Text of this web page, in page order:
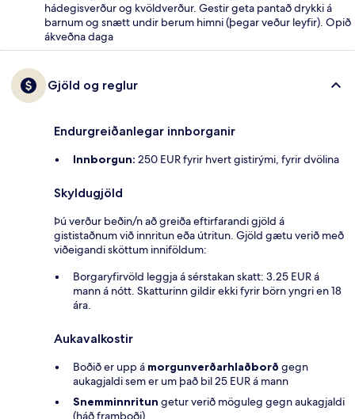
hádegisverður og kvöldverður. Gestir geta pantað drykki á
barnum og snætt undir berum himni (þegar veður leyfir). Opið
ákveðna daga
Gjöld og reglur
Endurgreiðanlegar innborganir
Innborgun: 250 EUR fyrir hvert gistirými, fyrir dvölina
Skyldugjöld
Þú verður beðin/n að greiða eftirfarandi gjöld á
gististaðnum við innritun eða útritun. Gjöld gætu verið með
viðeigandi sköttum inniföldum:
Borgaryfirvöld leggja á sérstakan skatt: 3.25 EUR á
mann á nótt. Skatturinn gildir ekki fyrir börn yngri en 18
ára.
Aukavalkostir
Boðið er upp á morgunverðarhlaðborð gegn
aukagjaldi sem er um það bil 25 EUR á mann
Snemminnritun getur verið möguleg gegn aukagjaldi
(háð framboði)